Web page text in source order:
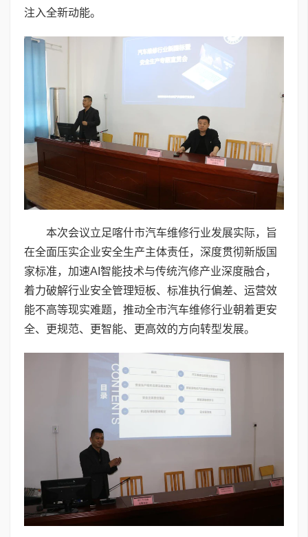
注入全新动能。
本次会议立足喀什市汽车维修行业发展实际，旨
在全面压实企业安全生产主体责任，深度贯彻新版国
家标准，加速AI智能技术与传统汽修产业深度融合，
着力破解行业安全管理短板、标准执行偏差、运营效
能不高等现实难题，推动全市汽车维修行业朝着更安
全、更规范、更智能、更高效的方向转型发展。